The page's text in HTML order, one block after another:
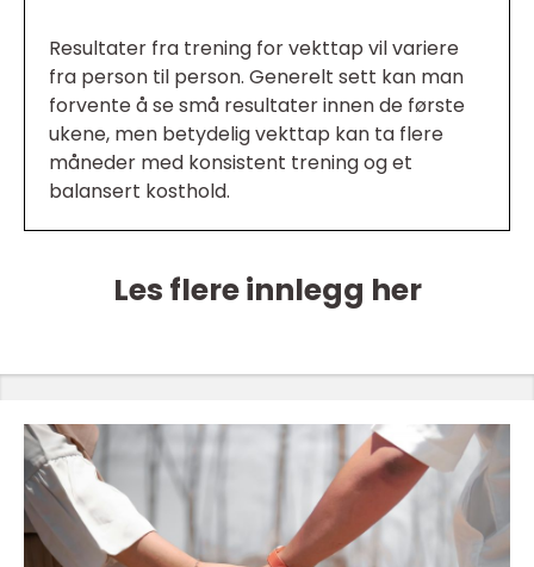
Resultater fra trening for vekttap vil variere
fra person til person. Generelt sett kan man
forvente å se små resultater innen de første
ukene, men betydelig vekttap kan ta flere
måneder med konsistent trening og et
balansert kosthold.
Les flere innlegg her